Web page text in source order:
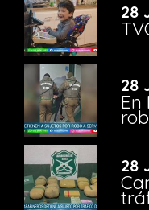
28
28
28